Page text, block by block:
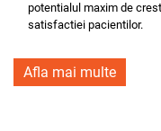
potentialul maxim de
satisfactiei pacientilor.
Afla mai multe